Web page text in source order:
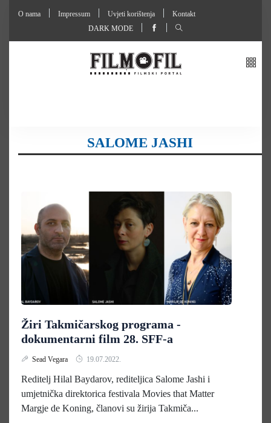
O nama Impressum Uvjeti korištenja
Kontakt
DARK MODE
SALOME JASHI
Žiri Takmičarskog programa -
dokumentarni film 28. SFF-a
Sead Vegara 19.07.2022.
Reditelj Hilal Baydarov, rediteljica Salome Jashi i
umjetnička direktorica festivala Movies that Matter
Margje de Koning, članovi su žirija Takmiča...